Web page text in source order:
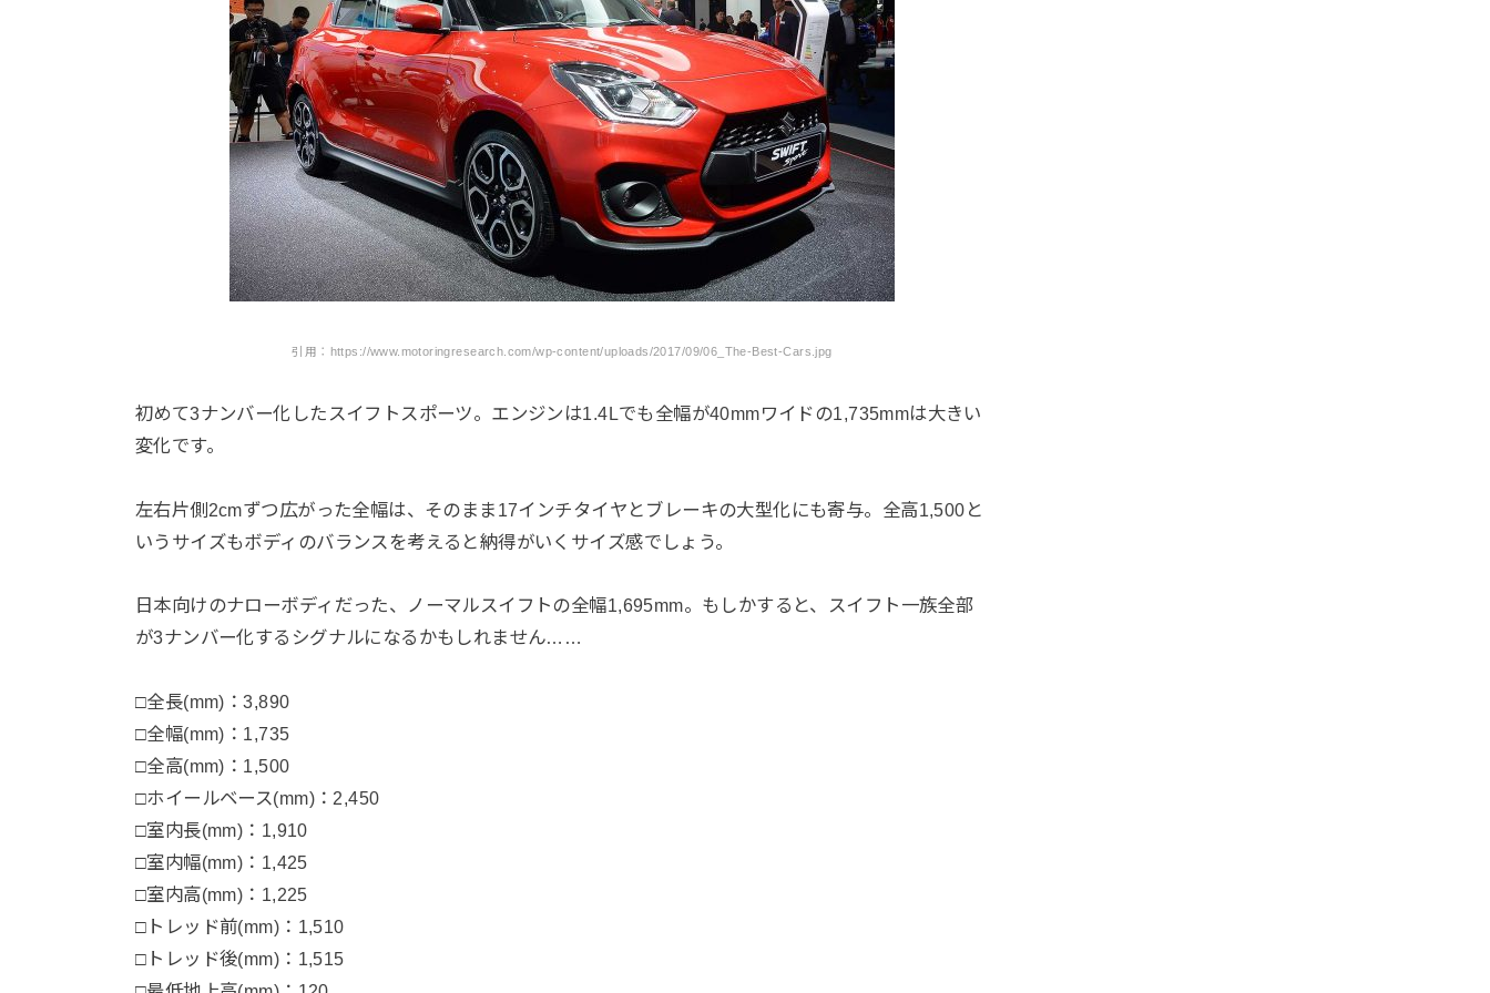
引用：https://www.motoringresearch.com/wp-content/uploads/2017/09/06_The-Best-Cars.jpg
初めて3ナンバー化したスイフトスポーツ。エンジンは1.4Lでも全幅が40mmワイドの1,735mmは大きい
変化です。
左右片側2cmずつ広がった全幅は、そのまま17インチタイヤとブレーキの大型化にも寄与。全高1,500と
いうサイズもボディのバランスを考えると納得がいくサイズ感でしょう。
日本向けのナローボディだった、ノーマルスイフトの全幅1,695mm。もしかすると、スイフト一族全部
が3ナンバー化するシグナルになるかもしれません……
□全長(mm)：3,890
□全幅(mm)：1,735
□全高(mm)：1,500
□ホイールベース(mm)：2,450
□室内長(mm)：1,910
□室内幅(mm)：1,425
□室内高(mm)：1,225
□トレッド前(mm)：1,510
□トレッド後(mm)：1,515